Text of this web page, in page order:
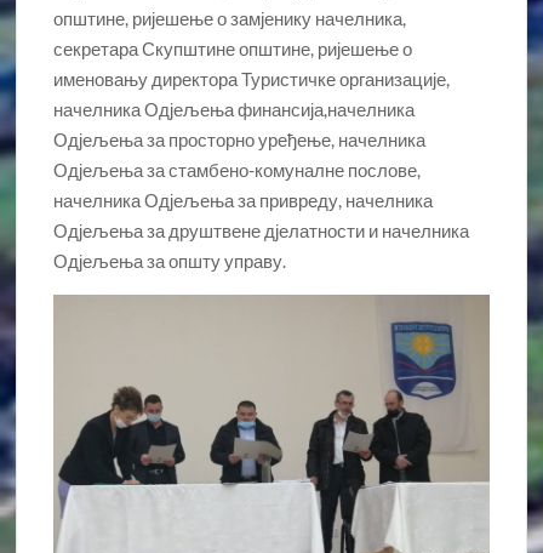
општине, ријешење о замјенику начелника,
секретара Скупштине општине, ријешење о
именовању директора Туристичке организације,
начелника Одјељења финансија,начелника
Одјељења за просторно уређење, начелника
Одјељења за стамбено-комуналне послове,
начелника Одјељења за привреду, начелника
Одјељења за друштвене дјелатности и начелника
Одјељења за општу управу.